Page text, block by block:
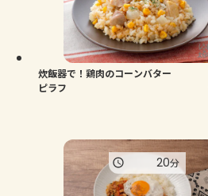
炊飯器で！鶏肉のコーンバター
ピラフ
20分